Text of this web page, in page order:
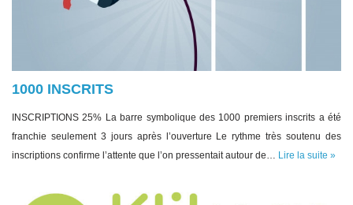
1000 INSCRITS
INSCRIPTIONS 25% La barre symbolique des 1000 premiers inscrits a été
franchie seulement 3 jours après l’ouverture Le rythme très soutenu des
inscriptions confirme l’attente que l’on pressentait autour de… Lire la suite »